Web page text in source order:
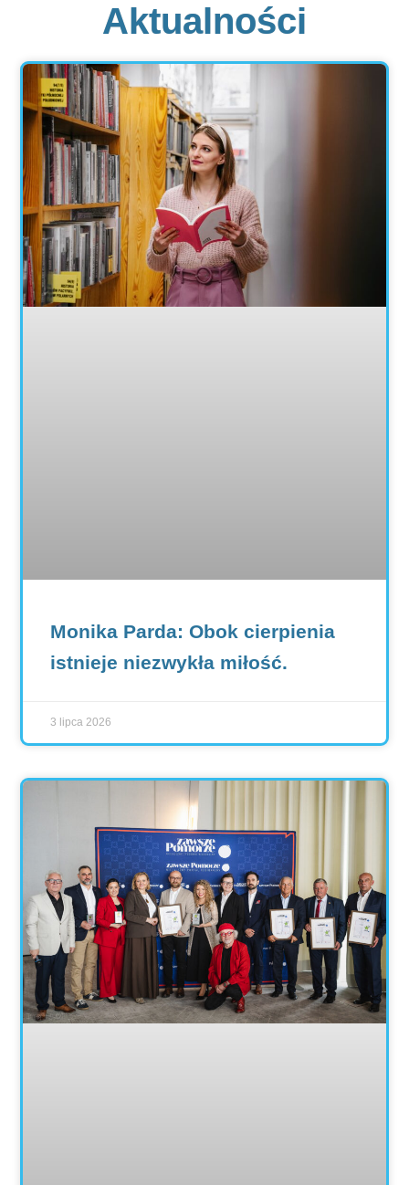
Aktualności
Monika Parda: Obok cierpienia
istnieje niezwykła miłość.
3 lipca 2026